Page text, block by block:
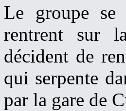
Le groupe se
rentrent sur
décident de
qui serpente
par la gare de